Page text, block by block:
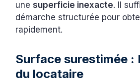
unesuperficie inexacte. Il
démarche structurée pour
rapidement.
Surface surestimée :
du locataire